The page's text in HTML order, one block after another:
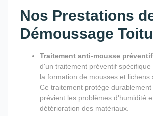
Nos Prestations
Démoussage
Traitement anti-mousse préventif
d'un traitement préventif
la formation de mousses et lichens
Ce traitement protège
prévient les problèmes d'humidité
détérioration des matériaux.